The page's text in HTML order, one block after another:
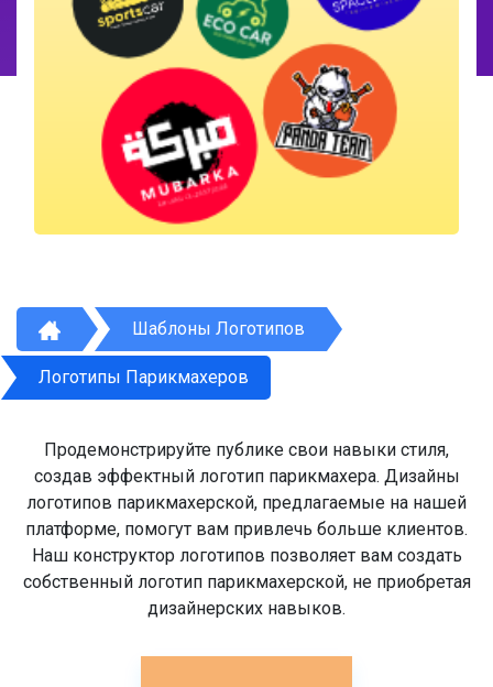
Шаблоны Логотипов
Логотипы Парикмахеров
Продемонстрируйте публике свои навыки стиля,
создав эффектный логотип парикмахера. Дизайны
логотипов парикмахерской, предлагаемые на нашей
платформе, помогут вам привлечь больше клиентов.
Наш конструктор логотипов позволяет вам создать
собственный логотип парикмахерской, не приобретая
дизайнерских навыков.